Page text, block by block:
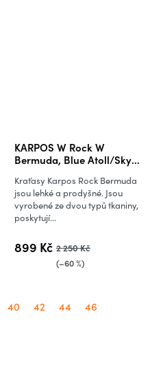
KARPOS W Rock W
Bermuda, Blue Atoll/Sky
899 Kč 2 250 Kč
(–60 %)
Kraťasy Karpos Rock Bermuda
jsou lehké a prodyšné. Jsou
vyrobené ze dvou typů tkaniny,
poskytují...
40 42 44 46